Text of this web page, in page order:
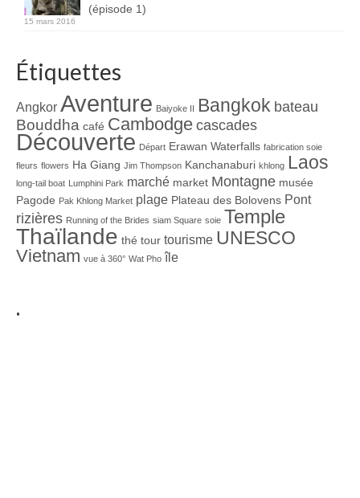
Menu(épisode 1)
15 mars 2016
Étiquettes
Angkor Aventure Baiyoke II Bangkok bateau
Bouddha café Cambodge cascades
Découverte Départ Erawan Waterfalls fabrication soie
fleurs flowers Ha Giang Jim Thompson Kanchanaburi khlong Laos
long-tail boat Lumphini Park marché market Montagne musée
Pagode Pak Khlong Market plage Plateau des Bolovens Pont
rizières Running of the Brides siam Square soie Temple
Thaïlande thé tour tourisme UNESCO
Vietnam vue à 360° Wat Pho île
.